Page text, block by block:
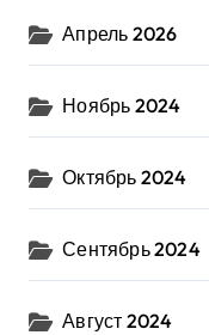
Апрель 2026
Ноябрь 2024
Октябрь 2024
Сентябрь 2024
Август 2024